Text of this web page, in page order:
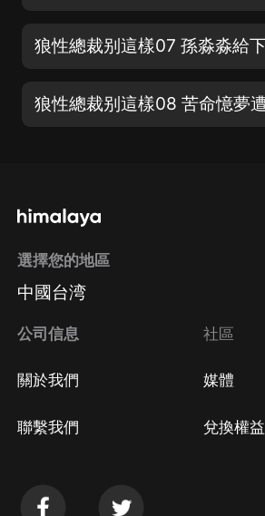
選擇您的地區
中國台湾
公司信息
關於我們
聯繫我們
社區
媒體
兌換權益